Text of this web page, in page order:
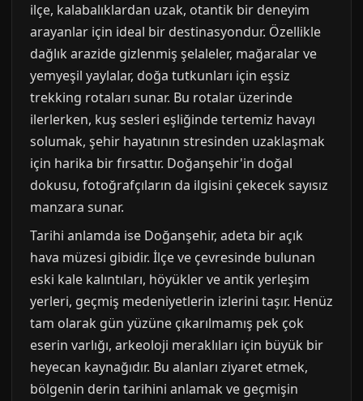
ilçe, kalabalıklardan uzak, otantik bir deneyim
arayanlar için ideal bir destinasyondur. Özellikle
dağlık arazide gizlenmiş şelaleler, mağaralar ve
yemyeşil yaylalar, doğa tutkunları için eşsiz
trekking rotaları sunar. Bu rotalar üzerinde
ilerlerken, kuş sesleri eşliğinde tertemiz havayı
solumak, şehir hayatının stresinden uzaklaşmak
için harika bir fırsattır. Doğanşehir'in doğal
dokusu, fotoğrafçıların da ilgisini çekecek sayısız
manzara sunar.
Tarihi anlamda ise Doğanşehir, adeta bir açık
hava müzesi gibidir. İlçe ve çevresinde bulunan
eski kale kalıntıları, höyükler ve antik yerleşim
yerleri, geçmiş medeniyetlerin izlerini taşır. Henüz
tam olarak gün yüzüne çıkarılmamış pek çok
eserin varlığı, arkeoloji meraklıları için büyük bir
heyecan kaynağıdır. Bu alanları ziyaret etmek,
bölgenin derin tarihini anlamak ve geçmişin